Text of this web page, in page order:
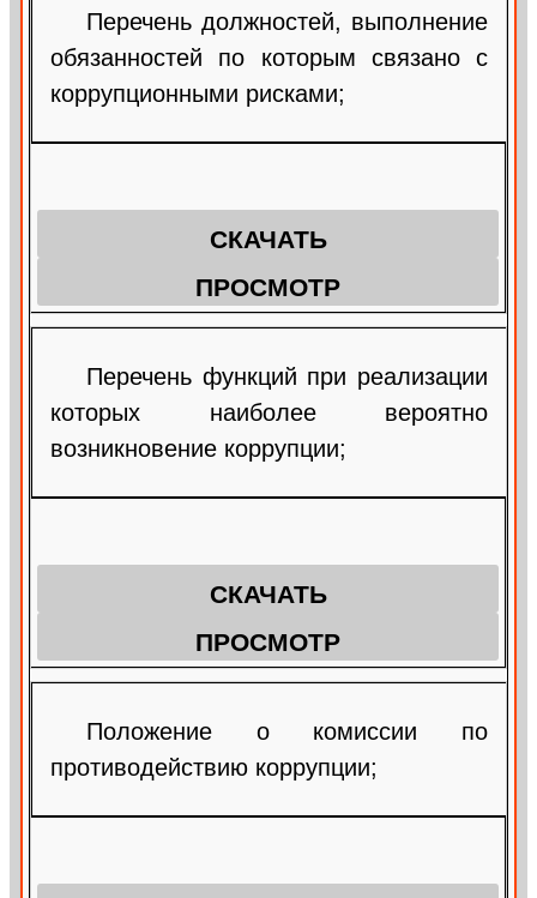
Перечень должностей, выполнение
обязанностей по которым связано с
коррупционными рисками;
СКАЧАТЬ
ПРОСМОТР
Перечень функций при реализации
которых наиболее вероятно
возникновение коррупции;
СКАЧАТЬ
ПРОСМОТР
Положение о комиссии по
противодействию коррупции;